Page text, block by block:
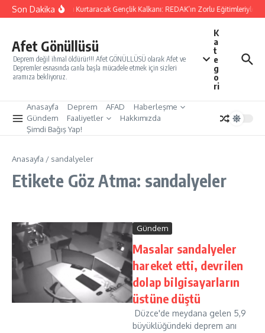
İçeriğe atla
Son DakikaYarınları Kurtaracak Gençlik Kalkanı: REDAK’ın Zorlu Eğitimleriyle
Afet Gönüllüsü
Deprem değil ihmal öldürür!!! Afet GÖNÜLLÜSÜ olarak Afet ve
Depremler esnasında canla başla mücadele etmek için sizleri
aramıza bekliyoruz.
K
a
t
e
g
o
ri
Anasayfa Deprem AFAD
Haberleşme
Gündem
Faaliyetler
Hakkımızda
Şimdi Bağış Yap!
Anasayfa / sandalyeler
Etikete Göz Atma: sandalyeler
Gündem
Masalar sandalyeler
hareket etti, devrilen
dolap bilgisayarların
üstüne düştü
Düzce'de meydana gelen 5,9
büyüklüğündeki deprem anı